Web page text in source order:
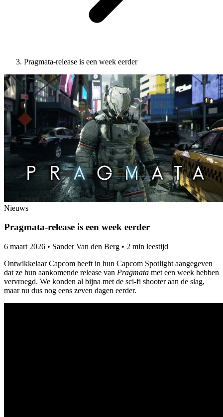
Pragmata-release is een week eerder
Nieuws
Pragmata-release is een week eerder
6 maart 2026 • Sander Van den Berg • 2 min leestijd
Ontwikkelaar Capcom heeft in hun Capcom Spotlight aangegeven
dat ze hun aankomende release van Pragmata met een week hebben
vervroegd. We konden al bijna met de sci-fi shooter aan de slag,
maar nu dus nog eens zeven dagen eerder.